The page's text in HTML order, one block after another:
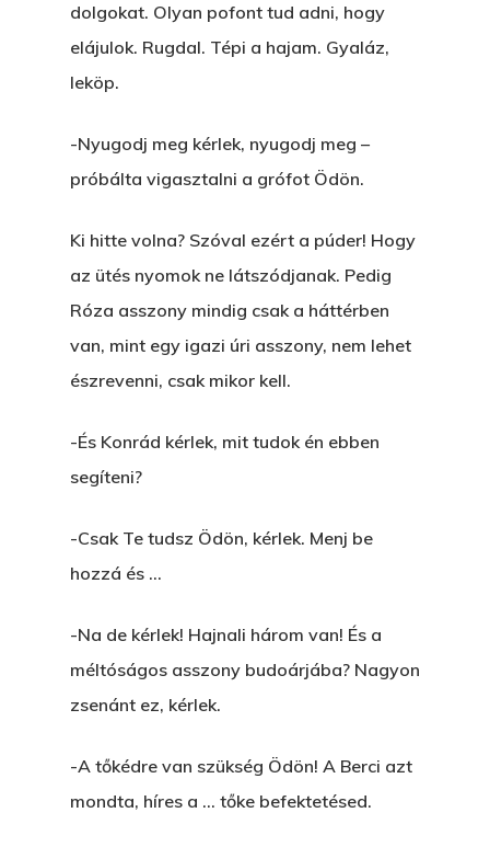
dolgokat. Olyan pofont tud adni, hogy
elájulok. Rugdal. Tépi a hajam. Gyaláz,
leköp.
-Nyugodj meg kérlek, nyugodj meg –
próbálta vigasztalni a grófot Ödön.
Ki hitte volna? Szóval ezért a púder! Hogy
az ütés nyomok ne látszódjanak. Pedig
Róza asszony mindig csak a háttérben
van, mint egy igazi úri asszony, nem lehet
észrevenni, csak mikor kell.
-És Konrád kérlek, mit tudok én ebben
segíteni?
-Csak Te tudsz Ödön, kérlek. Menj be
hozzá és …
-Na de kérlek! Hajnali három van! És a
méltóságos asszony budoárjába? Nagyon
zsenánt ez, kérlek.
-A tőkédre van szükség Ödön! A Berci azt
mondta, híres a … tőke befektetésed.